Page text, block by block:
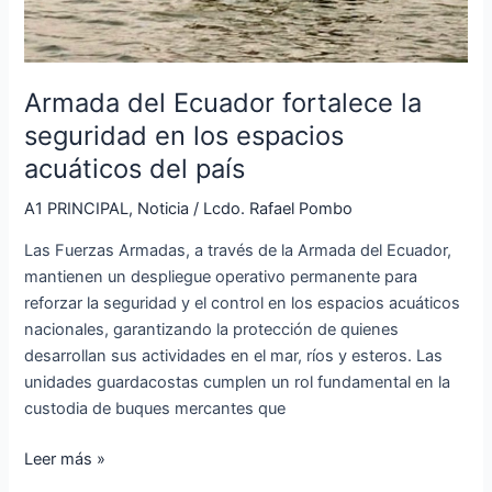
Armada del Ecuador fortalece la
seguridad en los espacios
acuáticos del país
A1 PRINCIPAL, Noticia / Lcdo. Rafael Pombo
Las Fuerzas Armadas, a través de la Armada del Ecuador,
mantienen un despliegue operativo permanente para
reforzar la seguridad y el control en los espacios acuáticos
nacionales, garantizando la protección de quienes
desarrollan sus actividades en el mar, ríos y esteros. Las
unidades guardacostas cumplen un rol fundamental en la
custodia de buques mercantes que
Leer más »